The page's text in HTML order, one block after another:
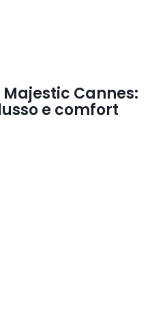
Cannes:
e comfort